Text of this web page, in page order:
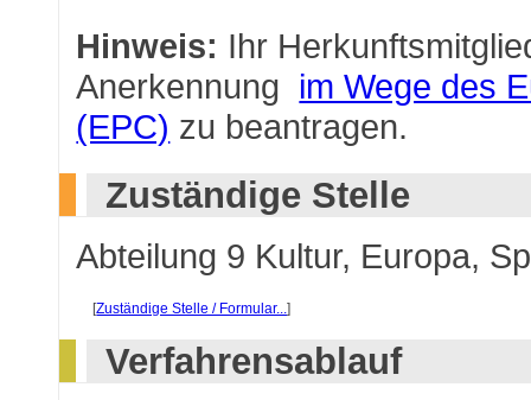
Hinweis: Ihr
Anerkennung im Wege des
(EPC) zu beantragen.
Zuständige Stelle
Abteilung 9 Kultur, Europa,
[Zuständige Stelle / Formular...]
Verfahrensablauf